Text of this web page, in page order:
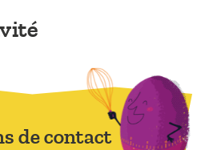
DES ACTIVITÉS
de contact